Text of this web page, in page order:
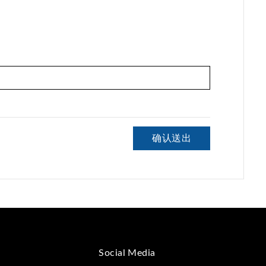
确认送出
Social Media